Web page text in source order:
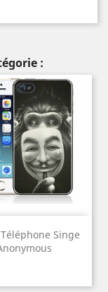
:
Singe